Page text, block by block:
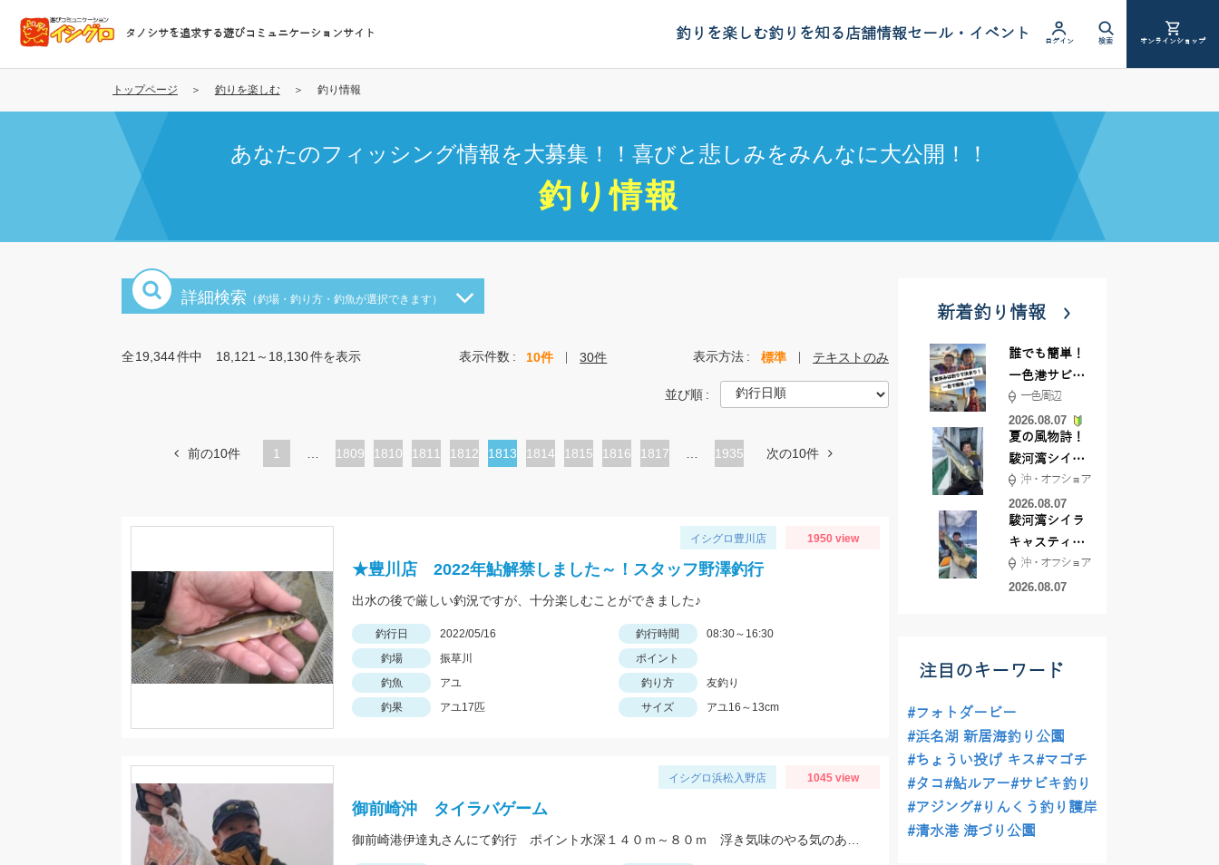
コ
テ
タノシサを追求する遊びコミュニケーションサイト 釣りを楽しむ釣りを知る店舗情報セール・イベント ログイン 検索 オンラインショップ
トップページ 釣りを楽しむ 釣り情報
あなたのフィッシング情報を大募集！！喜びと悲しみをみんなに大公開！！
釣り情報
詳細検索 （釣場・釣り方・釣魚が選択できます）
全19,344件中 18,121～18,130件を表示 表示件数 10件 30件 表示方法 標準 テキストのみ
並び順
前の10件 1
ペ
1809
ペ
1810
ペ
1811
ペ
1812
カ
ペ
1813
ペ
1814
ペ
1815
ペ
1816
ペ
1817 1935 次の10件
イシグロ豊川店 1950 view
★豊川店 2022年鮎解禁しました～！スタッフ野澤釣行
出水の後で厳しい釣況ですが、十分楽しむことができました♪
釣行日 2022/05/16 釣行時間
08:30～16:30
釣場
振草川
ポイント
釣魚
アユ 釣り方
友釣り
釣果
アユ17匹 サイズ アユ16～13cm
イシグロ浜松入野店 1045 view
御前崎沖 タイラバゲーム
新着釣り情報
誰でも簡単！
一色港サビキ
＆ちょい投げ
一色周辺
2026.08.07
夏の風物詩！
駿河湾シイラ
キャスティン
グ行ってきま
した！！
沖・オフショア
2026.08.07
駿河湾シイラ
キャスティン
グ行ってきま
した！
沖・オフショア
2026.08.07
注目のキーワード
#フォトダービー
#浜名湖 新居海釣り公園
#ちょうい投げ キス#マゴチ
#タコ#鮎ルアー#サビキ釣り
#アジング#りんくう釣り護岸
#清水港 海づり公園